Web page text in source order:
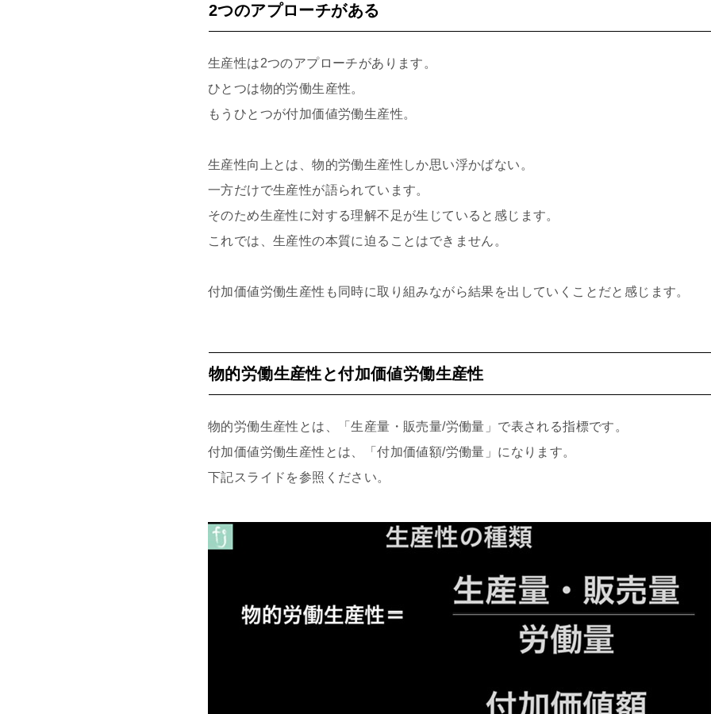
2つのアプローチがある
生産性は2つのアプローチがあります。
ひとつは物的労働生産性。
もうひとつが付加価値労働生産性。
生産性向上とは、物的労働生産性しか思い浮かばない。
一方だけで生産性が語られています。
そのため生産性に対する理解不足が生じていると感じます。
これでは、生産性の本質に迫ることはできません。
付加価値労働生産性も同時に取り組みながら結果を出していくことだと感じま
物的労働生産性と付加価値労働生産性
物的労働生産性とは、「生産量・販売量/労働量」で表される指標です。
付加価値労働生産性とは、「付加価値額/労働量」になります。
下記スライドを参照ください。